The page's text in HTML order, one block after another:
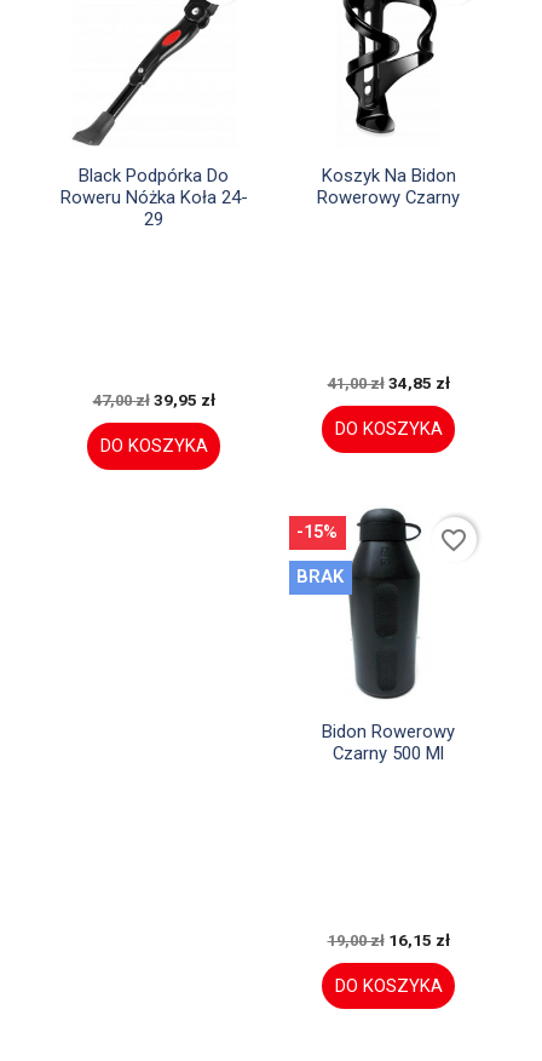
Szybki podgląd
Black Podpórka Do
Roweru Nóżka Koła 24-
29
47,00 zł 39,95 zł
DO KOSZYKA
Szybki podgląd
Koszyk Na Bidon
Rowerowy Czarny
41,00 zł 34,85 zł
DO KOSZYKA
Szybki podgląd
Bidon Rowerowy
Czarny 500 Ml
19,00 zł 16,15 zł
DO KOSZYKA
-15%
BRAK
favorite_border